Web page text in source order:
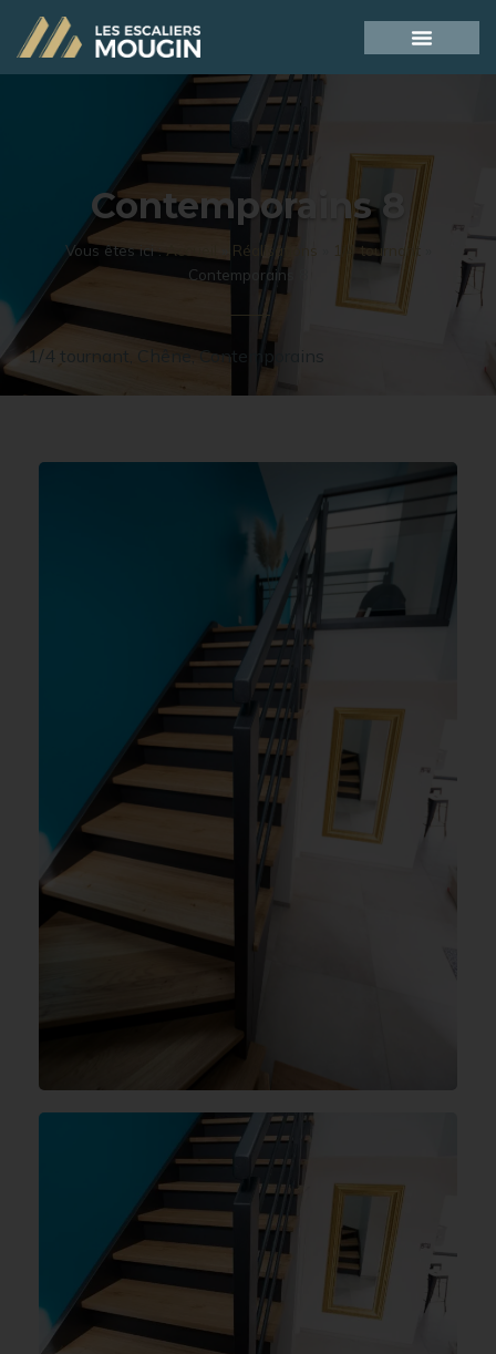
Contemporains 8
Vous êtes ici :Accueil Réalisations 1/4 tournant
Contemporains 8
1/4 tournant, Chêne,Contemporains